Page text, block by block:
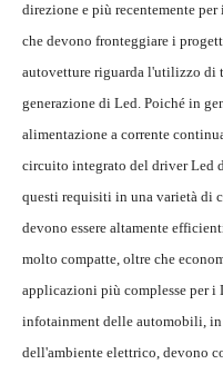
direzione e più recentemente
che devono fronteggiare i
autovetture riguarda l'utilizzo
generazione di Led. Poiché in
alimentazione a corrente
circuito integrato del driver Led
questi requisiti in una varietà di
devono essere altamente
molto compatte, oltre che
applicazioni più complesse per
infotainment delle automobili,
dell'ambiente elettrico, devono